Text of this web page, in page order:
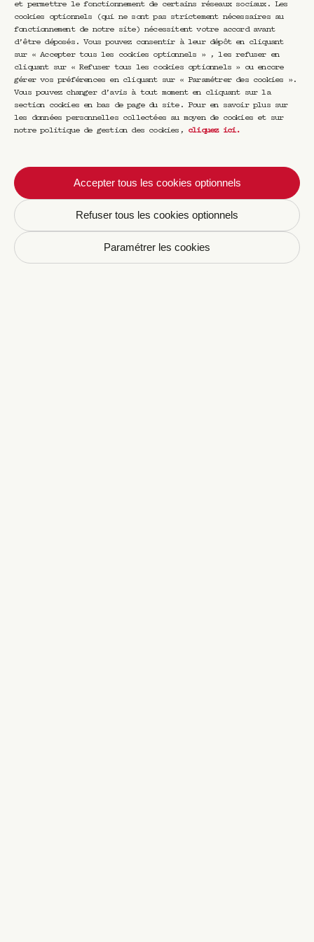
et permettre le fonctionnement de certains réseaux sociaux. Les
cookies optionnels (qui ne sont pas strictement nécessaires au
fonctionnement de notre site) nécessitent votre accord avant
d’être déposés. Vous pouvez consentir à leur dépôt en cliquant
sur « Accepter tous les cookies optionnels » , les refuser en
cliquant sur « Refuser tous les cookies optionnels » ou encore
gérer vos préférences en cliquant sur « Paramétrer des cookies ».
Vous pouvez changer d’avis à tout moment en cliquant sur la
section cookies en bas de page du site. Pour en savoir plus sur
les données personnelles collectées au moyen de cookies et sur
notre politique de gestion des cookies, cliquez ici.
Accepter tous les cookies optionnels
Refuser tous les cookies optionnels
Paramétrer les cookies
formes ? Que dit le livre de son auteur ? Que
dit l’objet de la personne qui l’a créé ? Et
que disent, en retour, le créateur de son
objet et l’auteur de son livre ? Que disent-
ils encore de celles ou ceux qui les
collectionnent, les apprécient ? Pour le
savoir, Luca Marchetti propose à travers
Special Editions une série de rencontres pour
celles et ceux qui aiment le temps lent et
les correspondances intimes. L’objet y est au
divertissement et communion.